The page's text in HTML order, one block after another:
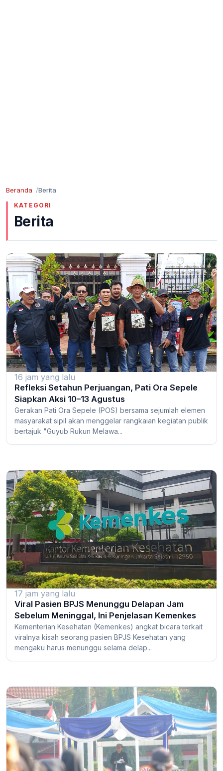
Beranda Berita
KATEGORI
Berita
16 jam yang lalu
Refleksi Setahun Perjuangan, Pati Ora Sepele
Siapkan Aksi 10–13 Agustus
Gerakan Pati Ora Sepele (POS) bersama sejumlah elemen
masyarakat sipil akan menggelar rangkaian kegiatan publik
bertajuk "Guyub Rukun Melawa...
17 jam yang lalu
Viral Pasien BPJS Menunggu Delapan Jam
Sebelum Meninggal, Ini Penjelasan Kemenkes
Kementerian Kesehatan (Kemenkes) angkat bicara terkait
viralnya kisah seorang pasien BPJS Kesehatan yang
mengaku harus menunggu selama delap...